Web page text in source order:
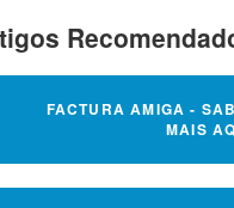
FACTURA AMIGA -
MAIS